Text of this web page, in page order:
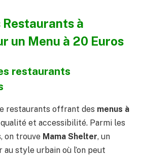
à
un Menu à 20 Euros
restaurants
restaurants offrant des menus à
et accessibilité. Parmi les
on trouve Mama Shelter, un
style urbain où l’on peut